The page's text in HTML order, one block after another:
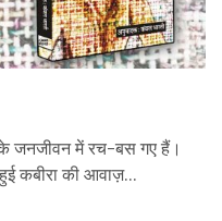
के जनजीवन में रच-बस गए हैं।
कबीरा की आवाज़...